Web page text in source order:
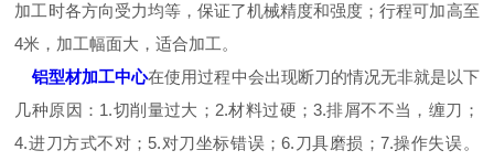
加工时各方向受力均等，保证了机械精度和强度；行程可加高至
4米，加工幅面大，适合加工。
铝型材加工中心在使用过程中会出现断刀的情况无非就是以下
几种原因：1.切削量过大；2.材料过硬；3.排屑不不当，缠刀；
4.进刀方式不对；5.对刀坐标错误；6.刀具磨损；7.操作失误。